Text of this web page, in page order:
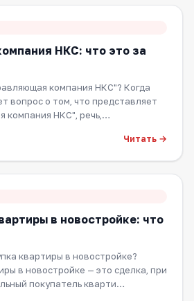
НКС: что это за
компания НКС"? Когда
вопрос о том, что представляет
компания НКС", речь,…
Читать →
в новостройке: что
квартиры в новостройке?
в новостройке — это сделка, при
покупатель кварти…